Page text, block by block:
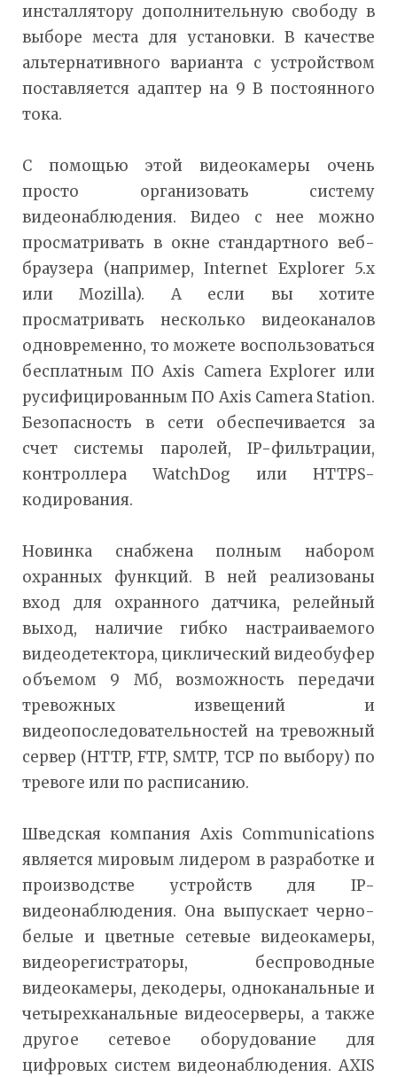
инсталлятору дополнительную свободу в
выборе места для установки. В качестве
альтернативного варианта с устройством
поставляется адаптер на 9 В постоянного
тока.
С помощью этой видеокамеры очень
просто организовать систему
видеонаблюдения. Видео с нее можно
просматривать в окне стандартного веб-
браузера (например, Internet Explorer 5.x
или Mozilla). А если вы хотите
просматривать несколько видеоканалов
одновременно, то можете воспользоваться
бесплатным ПО Axis Camera Explorer или
русифицированным ПО Axis Camera Station.
Безопасность в сети обеспечивается за
счет системы паролей, IP-фильтрации,
контроллера WatchDog или HTTPS-
кодирования.
Новинка снабжена полным набором
охранных функций. В ней реализованы
вход для охранного датчика, релейный
выход, наличие гибко настраиваемого
видеодетектора, циклический видеобуфер
объемом 9 Мб, возможность передачи
тревожных извещений и
видеопоследовательностей на тревожный
сервер (HTTP, FTP, SMTP, TCP по выбору) по
тревоге или по расписанию.
Шведская компания Axis Communications
является мировым лидером в разработке и
производстве устройств для IP-
видеонаблюдения. Она выпускает черно-
белые и цветные сетевые видеокамеры,
видеорегистраторы, беспроводные
видеокамеры, декодеры, одноканальные и
четырехканальные видеосерверы, а также
другое сетевое оборудование для
цифровых систем видеонаблюдения. AXIS